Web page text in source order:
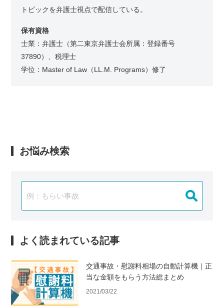
トピックを弁護士視点で配信している。
保有資格
士業：弁護士（第二東京弁護士会所属：登録番号
37890）、税理士
学位：Master of Law（LL.M. Programs）修了
お悩み検索
よく読まれている記事
交通事故・慰謝料相場の自動計算機｜正
当な金額をもらう方法総まとめ
2021/03/22